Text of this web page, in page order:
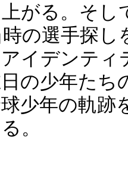
がる。そ
の選手探し
イデンテ
の少年たち
少年の軌
。